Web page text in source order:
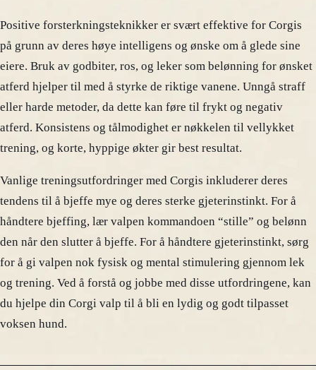
Positive forsterkningsteknikker er svært effektive for Corgis
på grunn av deres høye intelligens og ønske om å glede sine
eiere. Bruk av godbiter, ros, og leker som belønning for ønsket
atferd hjelper til med å styrke de riktige vanene. Unngå straff
eller harde metoder, da dette kan føre til frykt og negativ
atferd. Konsistens og tålmodighet er nøkkelen til vellykket
trening, og korte, hyppige økter gir best resultat.
Vanlige treningsutfordringer med Corgis inkluderer deres
tendens til å bjeffe mye og deres sterke gjeterinstinkt. For å
håndtere bjeffing, lær valpen kommandoen “stille” og belønn
den når den slutter å bjeffe. For å håndtere gjeterinstinkt, sørg
for å gi valpen nok fysisk og mental stimulering gjennom lek
og trening. Ved å forstå og jobbe med disse utfordringene, kan
du hjelpe din Corgi valp til å bli en lydig og godt tilpasset
voksen hund.